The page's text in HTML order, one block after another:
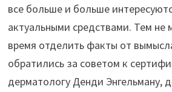
все больше и больше
актуальными средствами. Тем не
время отделить факты от
обратились за советом к
дерматологу Денди Энгельману,